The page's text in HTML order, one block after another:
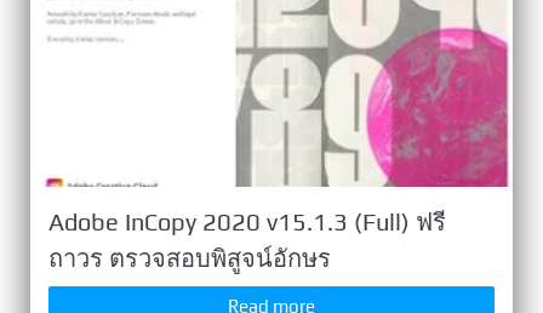
Adobe InCopy 2020 v15.1.3 (Full) ฟรี
ถาวร ตรวจสอบพิสูจน์อักษร
Read more